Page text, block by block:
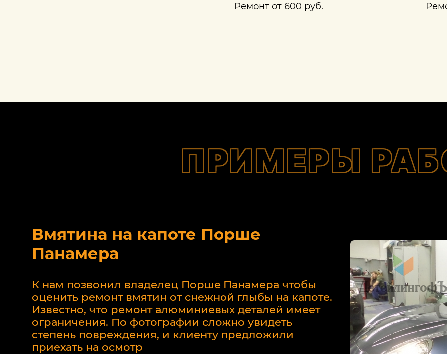
Ремонт от 600 руб.
ПРИМЕРЫ
Вмятина на капоте Порше
Панамера
К нам позвонил владелец Порше Панамера чтобы
оценить ремонт вмятин от снежной глыбы на капоте.
Известно, что ремонт алюминиевых деталей имеет
ограничения. По фотографии сложно увидеть
степень повреждения, и клиенту предложили
приехать на осмотр